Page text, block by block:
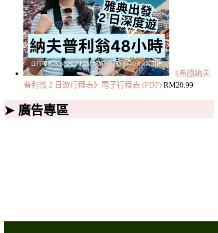
《希臘納夫
普利翁 2 日遊行程表》電子行程表 (PDF) RM20.99
➤ 廣告專區